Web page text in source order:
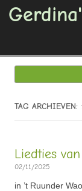
TAG ARCHIEVEN:
Liedties
02/11/2025
in ’t Ruunder